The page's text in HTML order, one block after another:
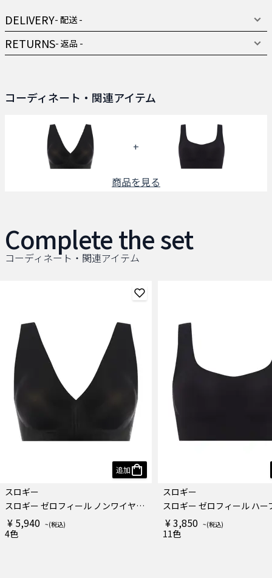
DELIVERY- 配送 -
RETURNS- 返品 -
コーディネート・関連アイテム
+
商品を見る
Complete the set
コーディネート・関連アイテム
追加
スロギー
スロギー ゼロフィール ノンワイヤーブラ
¥ 5,940
4色
スロギー
スロギー ゼロフィール ハー
¥ 3,850
11色